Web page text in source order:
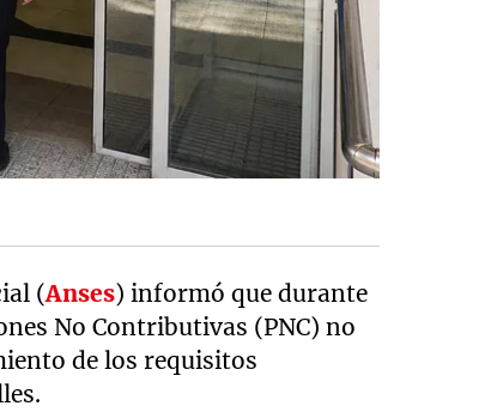
(Anses) informó que durante
No Contributivas (PNC) no
de los requisitos